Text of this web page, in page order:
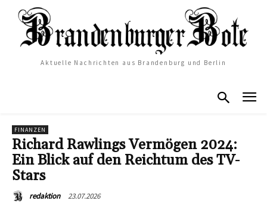
Aktuelle Nachrichten aus Brandenburg und Berlin
FINANZEN
Richard Rawlings Vermögen 2024:
Ein Blick auf den Reichtum des TV-
Stars
redaktion 23.07.2026